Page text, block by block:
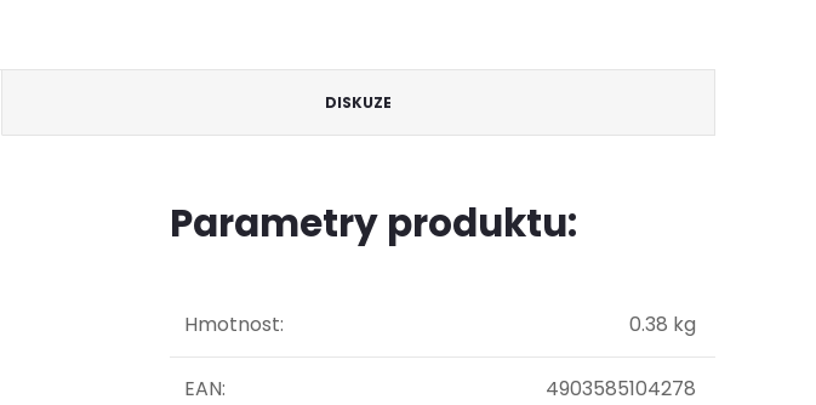
DISKUZE
Parametry produktu:
Hmotnost: 0.38 kg
EAN: 4903585104278